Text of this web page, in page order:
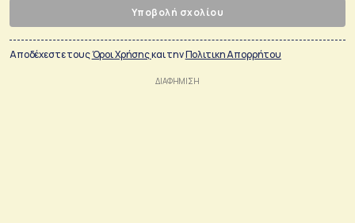
Υποβολή σχολίου
Αποδέχεστε τουςΌροι Χρήσηςκαι τηνΠολιτικη Απορρήτου